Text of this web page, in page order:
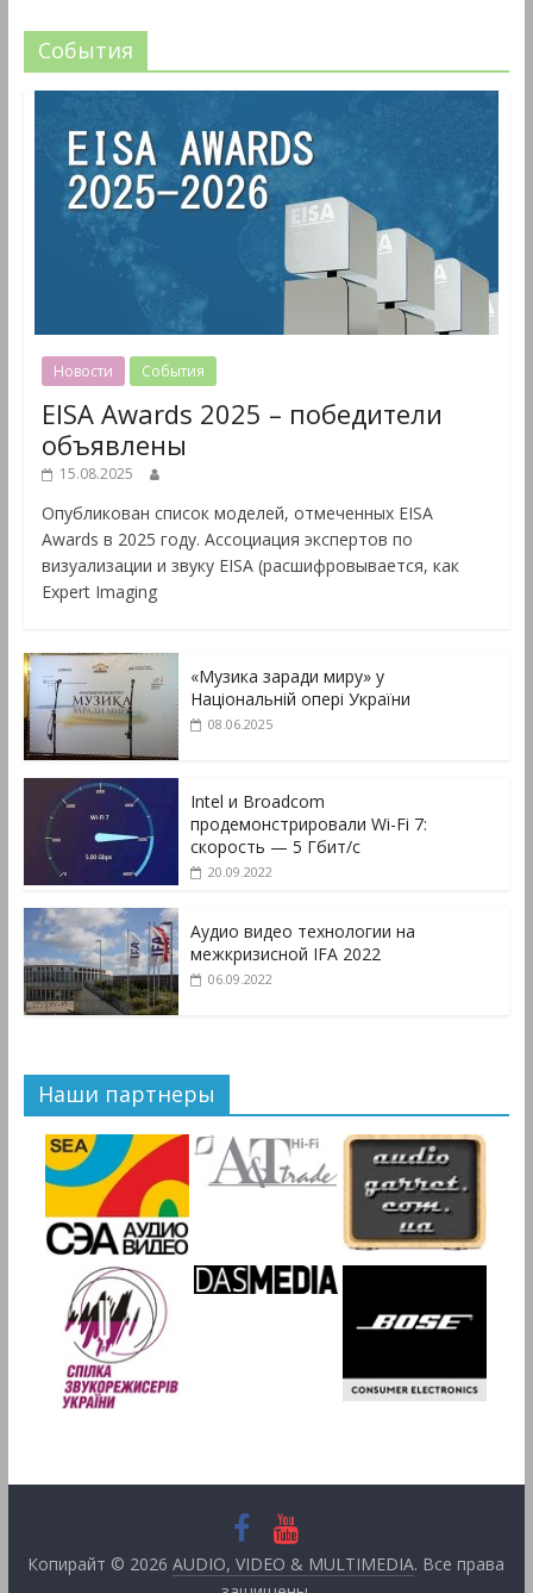
События
Новости События
EISA Awards 2025 – победители
объявлены
15.08.2025
Опубликован список моделей, отмеченных EISA
Awards в 2025 году. Ассоциация экспертов по
визуализации и звуку EISA (расшифровывается, как
Expert Imaging
«Музика заради миру» у
Національній опері України
08.06.2025
Intel и Broadcom
продемонстрировали Wi-Fi 7:
скорость — 5 Гбит/с
20.09.2022
Аудио видео технологии на
межкризисной IFA 2022
06.09.2022
Наши партнеры
Копирайт © 2026AUDIO, VIDEO & MULTIMEDIA. Все права